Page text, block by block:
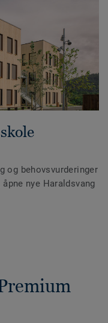
og behovsvurderinger
nye Haraldsvang